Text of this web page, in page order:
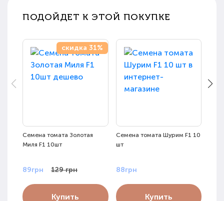
ПОДОЙДЕТ К ЭТОЙ ПОКУПКЕ
скидка 31%
Семена томата Золотая
Миля F1 10шт
89грн 129 грн
Купить
Семена томата Шурим F1 10
шт
88грн
Купить